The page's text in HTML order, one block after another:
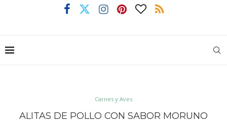
Carnes y Aves
ALITAS DE POLLO CON SABOR MORUNO